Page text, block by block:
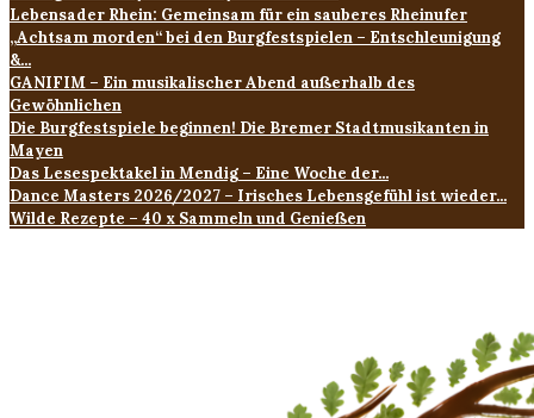
Lebensader Rhein: Gemeinsam für ein sauberes Rheinufer
„Achtsam morden“ bei den Burgfestspielen – Entschleunigung
&...
GANIFIM – Ein musikalischer Abend außerhalb des
Gewöhnlichen
Die Burgfestspiele beginnen! Die Bremer Stadtmusikanten in
Mayen
Das Lesespektakel in Mendig – Eine Woche der...
Dance Masters 2026/2027 – Irisches Lebensgefühl ist wieder...
Wilde Rezepte – 40 x Sammeln und Genießen